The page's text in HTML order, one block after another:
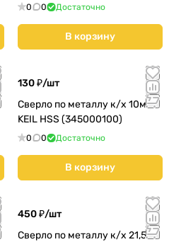
0 0 Достаточно
В корзину
130 ₽/шт
Сверло по металлу к/х 10мм
KEIL HSS (345000100)
0 0 Достаточно
В корзину
450 ₽/шт
Сверло по металлу к/х 21,5мм